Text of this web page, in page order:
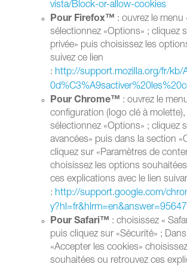
vista/Block-or-allow-cookies
Pour Firefox™ : ouvrez le menu
sélectionnez «Options» ; cliquez
privée» puis choisissez les
suivez ce lien
: http://support.mozilla.org/fr/kb/
Pour Chrome™ : ouvrez le
configuration (logo clé à molette),
sélectionnez «Options» ; cliquez
avancées» puis dans la section
cliquez sur «Paramètres de
choisissez les options
ces explications avec le lien
: http://support.google.com/
y?hl=fr&hlrm=en&answer=95647
Pour Safari™ : choisissez «
puis cliquez sur «Sécurité» ;
«Accepter les cookies»
souhaitées ou retrouvez ces